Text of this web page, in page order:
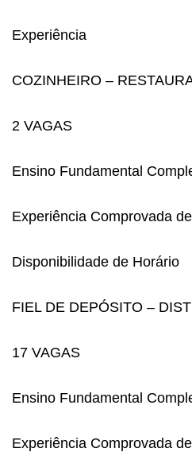
Experiência
COZINHEIRO –
2 VAGAS
Ensino Fundamental
Experiência Comprovada
Disponibilidade de Horário
FIEL DE DEPÓSITO –
17 VAGAS
Ensino Fundamental
Experiência Comprovada